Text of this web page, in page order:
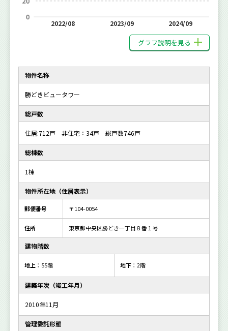
2022/08 2023/09 2024/09
グラフ説明を見る
物件名称
勝どきビュータワー
総戸数
住居:712戸 非住宅：34戸 総戸数746戸
総棟数
1棟
物件所在地（住居表示）
郵便番号 〒104-0054
住所 東京都中央区勝どき一丁目８番１号
建物階数
地上 ：55階 地下：2階
建築年次（竣工年月）
2010年11月
管理委託形態